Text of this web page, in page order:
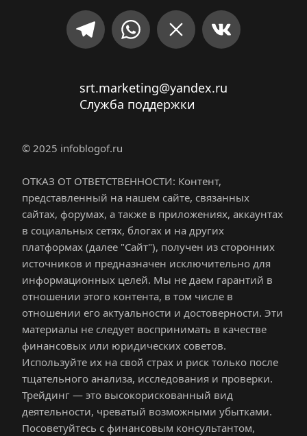
srt.marketing@yandex.ru
Служба поддержки
© 2025 infoblogof.ru
ОТКАЗ ОТ ОТВЕТСТВЕННОСТИ: Контент,
представленный на нашем сайте, связанных
сайтах, форумах, а также в приложениях, аккаунтах
в социальных сетях, блогах и на других
платформах (далее "Сайт"), получен из сторонних
источников и предназначен исключительно для
информационных целей. Мы не даем гарантий в
отношении этого контента, в том числе в
отношении его актуальности и достоверности. Эти
материалы не следует воспринимать в качестве
финансовых или юридических советов.
Используйте их на свой страх и риск только после
тщательного анализа, исследования и проверки.
Трейдинг — это высокорискованный вид
деятельности, чреватый возможными убытками.
Посоветуйтесь с финансовым консультантом,